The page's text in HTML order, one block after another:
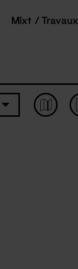
Mixt / Travaux